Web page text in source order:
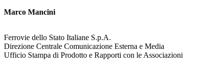
Marco Mancini
Ferrovie dello Stato Italiane S.p.A.
Direzione Centrale Comunicazione Esterna e Media
Ufficio Stampa di Prodotto e Rapporti con le Associazioni